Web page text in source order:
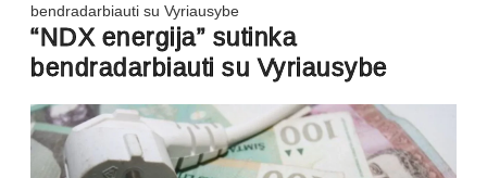
bendradarbiauti su Vyriausybe
“NDX energija” sutinka
bendradarbiauti su Vyriausybe